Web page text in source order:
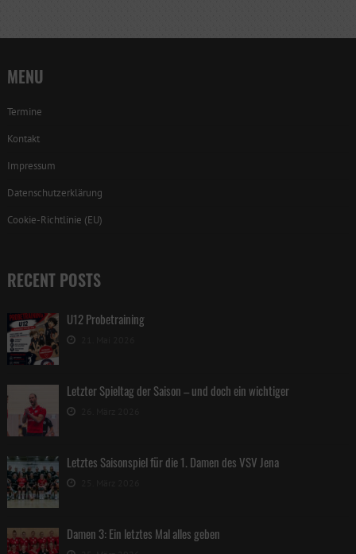
MENU
Termine
Kontakt
Impressum
Datenschutzerklärung
Cookie-Richtlinie (EU)
RECENT POSTS
U12 Probetraining
Letzter Spieltag der Saison – und doch ein wichtiger
Letztes Saisonspiel für die 1. Damen des VSV Jena
Damen 3: Ein letztes Mal alles geben